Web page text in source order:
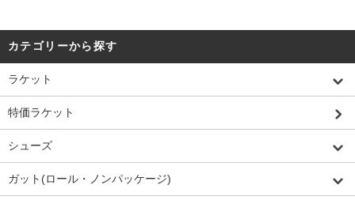
カテゴリーから探す
ラケット
特価ラケット
シューズ
ガット(ロール・ノンパッケージ)